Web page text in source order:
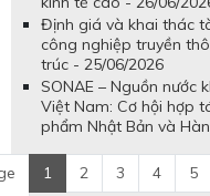
Định giá và khai thác
công nghiệp truyền
trúc - 25/06/2026
SONAE – Nguồn nước
Việt Nam: Cơ hội hợp
phẩm Nhật Bản và
1 2 3 4 5